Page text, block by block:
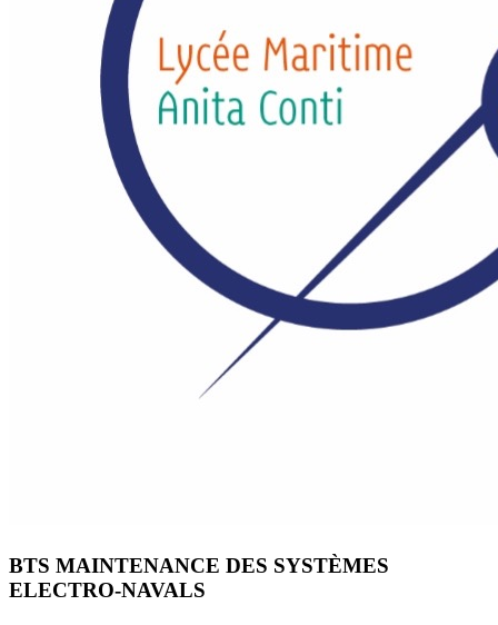
BTS MAINTENANCE DES SYSTÈMES
ELECTRO-NAVALS